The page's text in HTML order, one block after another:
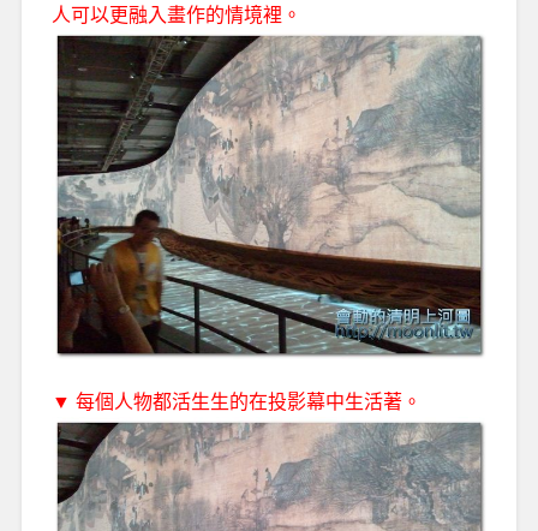
人可以更融入畫作的情境裡。
▼ 每個人物都活生生的在投影幕中生活著。